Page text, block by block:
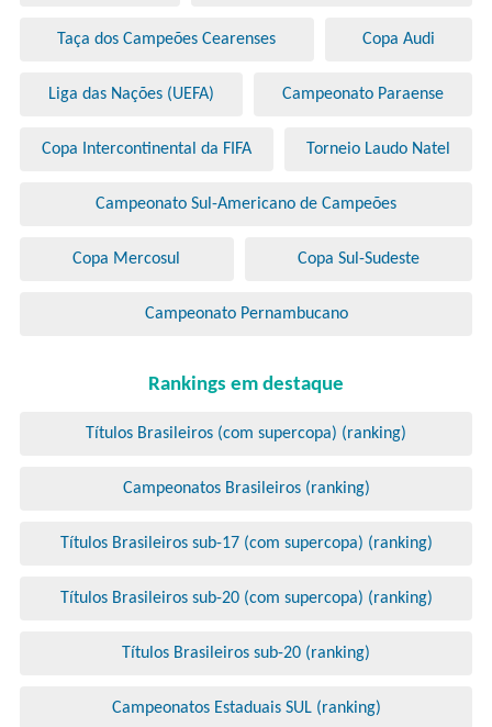
Taça dos Campeões Cearenses Copa Audi
Liga das Nações (UEFA) Campeonato Paraense
Copa Intercontinental da FIFA Torneio Laudo Natel
Campeonato Sul-Americano de Campeões
Copa Mercosul Copa Sul-Sudeste
Campeonato Pernambucano
Rankings em destaque
Títulos Brasileiros (com supercopa) (ranking)
Campeonatos Brasileiros (ranking)
Títulos Brasileiros sub-17 (com supercopa) (ranking)
Títulos Brasileiros sub-20 (com supercopa) (ranking)
Títulos Brasileiros sub-20 (ranking)
Campeonatos Estaduais SUL (ranking)